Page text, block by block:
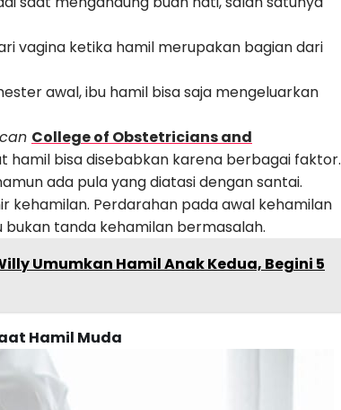
vagina ketika hamil merupakan bagian dari
awal, ibu hamil bisa saja mengeluarkan
College of Obstetricians and
hamil bisa disebabkan karena berbagai faktor.
ada pula yang diatasi dengan santai.
kehamilan. Perdarahan pada awal kehamilan
tanda kehamilan bermasalah.
Umumkan Hamil Anak Kedua, Begini 5
Hamil Muda